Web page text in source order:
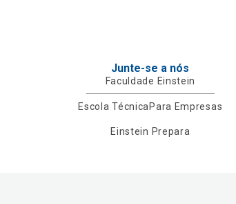
Junte-se a nós
Faculdade Einstein
Escola TécnicaPara Empresas
Einstein Prepara